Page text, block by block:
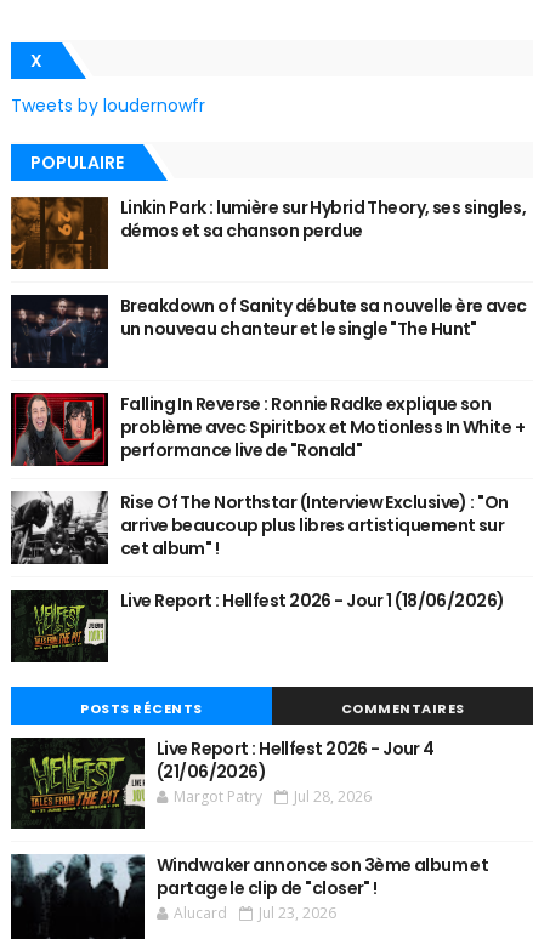
X
Tweets by loudernowfr
POPULAIRE
Linkin Park : lumière sur Hybrid Theory, ses singles,
démos et sa chanson perdue
Breakdown of Sanity débute sa nouvelle ère avec
un nouveau chanteur et le single "The Hunt"
Falling In Reverse : Ronnie Radke explique son
problème avec Spiritbox et Motionless In White +
performance live de "Ronald"
Rise Of The Northstar (Interview Exclusive) : "On
arrive beaucoup plus libres artistiquement sur
cet album" !
Live Report : Hellfest 2026 - Jour 1 (18/06/2026)
POSTS RÉCENTS COMMENTAIRES
Live Report : Hellfest 2026 - Jour 4
(21/06/2026)
Margot Patry Jul 28, 2026
Windwaker annonce son 3ème album et
partage le clip de "closer" !
Alucard Jul 23, 2026